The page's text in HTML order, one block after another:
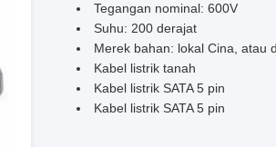
Tegangan nominal: 600V
Suhu: 200 derajat
Merek bahan: lokal Cina, atau
Kabel listrik tanah
Kabel listrik SATA 5 pin
Kabel listrik SATA 5 pin